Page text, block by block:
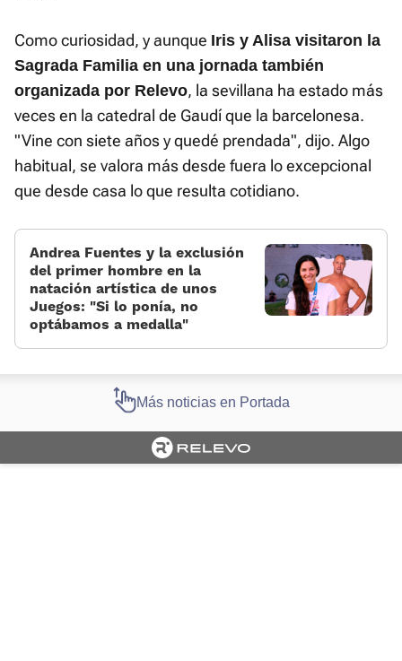
Como curiosidad, y aunque Iris y Alisa visitaron la
Sagrada Familia en una jornada también
organizada por Relevo, la sevillana ha estado más
veces en la catedral de Gaudí que la barcelonesa.
"Vine con siete años y quedé prendada", dijo. Algo
habitual, se valora más desde fuera lo excepcional
que desde casa lo que resulta cotidiano.
Andrea Fuentes y la exclusión
del primer hombre en la
natación artística de unos
Juegos: «Si lo ponía, no
optábamos a medalla»
Más noticias en Portada